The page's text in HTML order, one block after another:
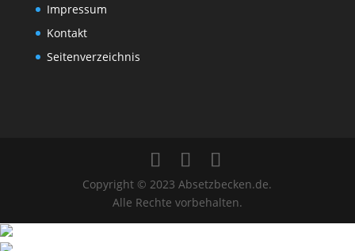
Impressum
Kontakt
Seitenverzeichnis
Copyright © 2023 Absetzbecken.de.
Alle Rechte vorbehalten.